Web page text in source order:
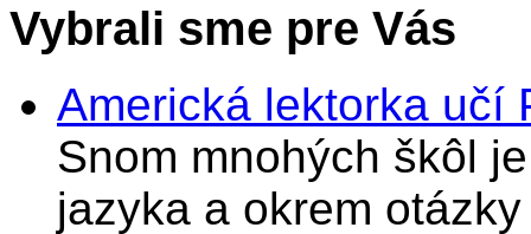
Vybrali sme pre Vás
Americká lektorka učí
Snom mnohých škôl
jazyka a okrem